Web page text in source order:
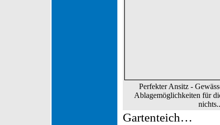
Perfekter Ansitz -
Ablagemöglichkeiten für
Gartenteich…